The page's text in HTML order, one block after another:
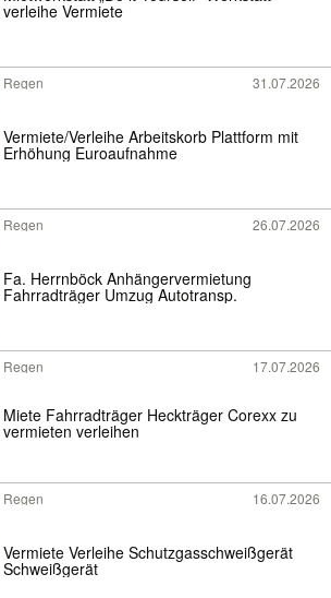
verleihe Vermiete
Regen 31.07.2026
Vermiete/Verleihe Arbeitskorb Plattform mit
Erhöhung Euroaufnahme
Regen 26.07.2026
Fa. Herrnböck Anhängervermietung
Fahrradträger Umzug Autotransp.
Regen 17.07.2026
Miete Fahrradträger Heckträger Corexx zu
vermieten verleihen
Regen 16.07.2026
Vermiete Verleihe Schutzgasschweißgerät
Schweißgerät